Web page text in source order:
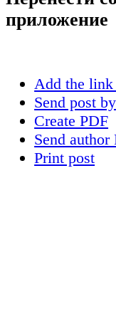
приложение
Add the
Send post
Create PDF
Send
Print post